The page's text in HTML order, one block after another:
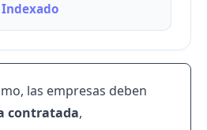
las empresas deben
contratada,